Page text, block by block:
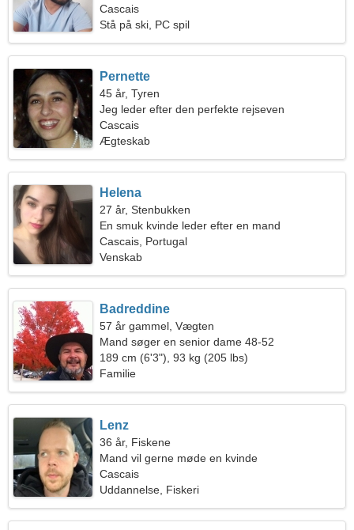
Cascais
Stå på ski, PC spil
Pernette
45 år, Tyren
Jeg leder efter den perfekte rejseven
Cascais
Ægteskab
Helena
27 år, Stenbukken
En smuk kvinde leder efter en mand
Cascais, Portugal
Venskab
Badreddine
57 år gammel, Vægten
Mand søger en senior dame 48-52
189 cm (6'3"), 93 kg (205 lbs)
Familie
Lenz
36 år, Fiskene
Mand vil gerne møde en kvinde
Cascais
Uddannelse, Fiskeri